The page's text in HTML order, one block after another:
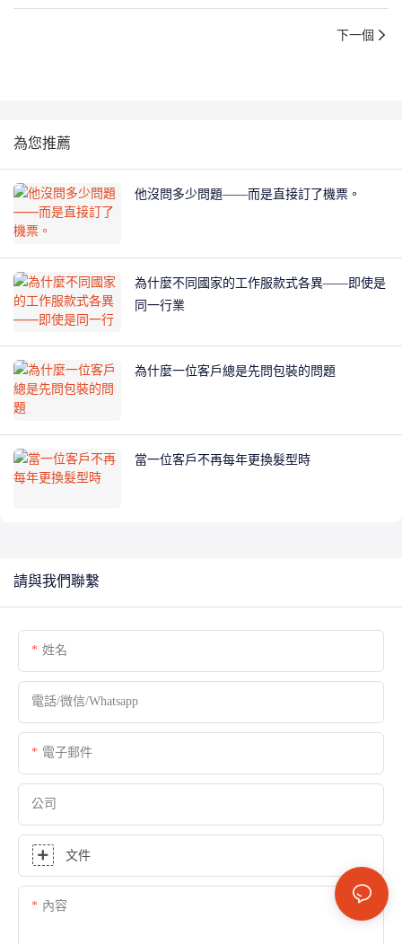
下一個
為您推薦
他沒問多少問題——而是直接訂了機票。
為什麼不同國家的工作服款式各異——即使是
同一行業
為什麼一位客戶總是先問包裝的問題
當一位客戶不再每年更換髮型時
請與我們聯繫
姓名
電話/微信/Whatsapp
電子郵件
公司
文件
內容